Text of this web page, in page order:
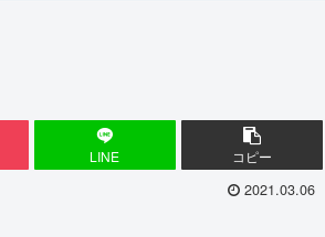
LINE コピー
2021.03.06